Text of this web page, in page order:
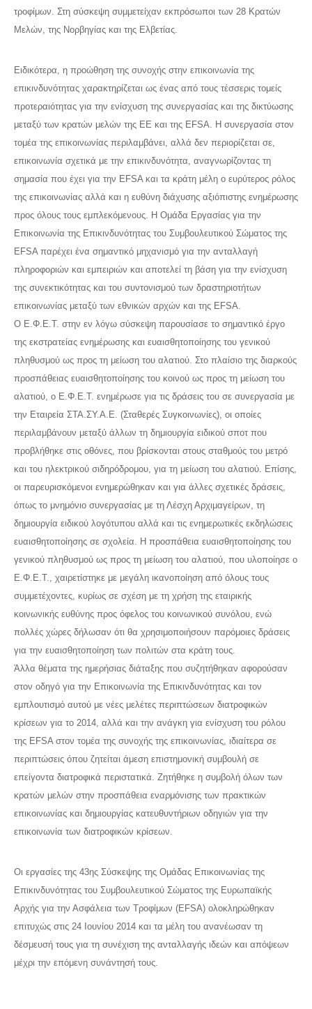
τροφίμων. Στη σύσκεψη συμμετείχαν εκπρόσωποι των 28 Κρατών
Μελών, της Νορβηγίας και της Ελβετίας.
Ειδικότερα, η προώθηση της συνοχής στην επικοινωνία της
επικινδυνότητας χαρακτηρίζεται ως ένας από τους τέσσερις τομείς
προτεραιότητας για την ενίσχυση της συνεργασίας και της δικτύωσης
μεταξύ των κρατών μελών της ΕΕ και της EFSA. Η συνεργασία στον
τομέα της επικοινωνίας περιλαμβάνει, αλλά δεν περιορίζεται σε,
επικοινωνία σχετικά με την επικινδυνότητα, αναγνωρίζοντας τη
σημασία που έχει για την EFSA και τα κράτη μέλη ο ευρύτερος ρόλος
της επικοινωνίας αλλά και η ευθύνη διάχυσης αξιόπιστης ενημέρωσης
προς όλους τους εμπλεκόμενους. Η Ομάδα Εργασίας για την
Επικοινωνία της Επικινδυνότητας του Συμβουλευτικού Σώματος της
EFSA παρέχει ένα σημαντικό μηχανισμό για την ανταλλαγή
πληροφοριών και εμπειριών και αποτελεί τη βάση για την ενίσχυση
της συνεκτικότητας και του συντονισμού των δραστηριοτήτων
επικοινωνίας μεταξύ των εθνικών αρχών και της EFSA.
Ο Ε.Φ.Ε.Τ. στην εν λόγω σύσκεψη παρουσίασε το σημαντικό έργο
της εκστρατείας ενημέρωσης και ευαισθητοποίησης του γενικού
πληθυσμού ως προς τη μείωση του αλατιού. Στο πλαίσιο της διαρκούς
προσπάθειας ευαισθητοποίησης του κοινού ως προς τη μείωση του
αλατιού, ο Ε.Φ.Ε.Τ. ενημέρωσε για τις δράσεις του σε συνεργασία με
την Εταιρεία ΣΤΑ.ΣΥ.Α.Ε. (Σταθερές Συγκοινωνίες), οι οποίες
περιλαμβάνουν μεταξύ άλλων τη δημιουργία ειδικού σποτ που
προβλήθηκε στις οθόνες, που βρίσκονται στους σταθμούς του μετρό
και του ηλεκτρικού σιδηρόδρομου, για τη μείωση του αλατιού. Επίσης,
οι παρευρισκόμενοι ενημερώθηκαν και για άλλες σχετικές δράσεις,
όπως το μνημόνιο συνεργασίας με τη Λέσχη Αρχιμαγείρων, τη
δημιουργία ειδικού λογότυπου αλλά και τις ενημερωτικές εκδηλώσεις
ευαισθητοποίησης σε σχολεία. Η προσπάθεια ευαισθητοποίησης του
γενικού πληθυσμού ως προς τη μείωση του αλατιού, που υλοποίησε ο
Ε.Φ.Ε.Τ., χαιρετίστηκε με μεγάλη ικανοποίηση από όλους τους
συμμετέχοντες, κυρίως σε σχέση με τη χρήση της εταιρικής
κοινωνικής ευθύνης προς όφελος του κοινωνικού συνόλου, ενώ
πολλές χώρες δήλωσαν ότι θα χρησιμοποιήσουν παρόμοιες δράσεις
για την ευαισθητοποίηση των πολιτών στα κράτη τους.
Άλλα θέματα της ημερήσιας διάταξης που συζητήθηκαν αφορούσαν
στον οδηγό για την Επικοινωνία της Επικινδυνότητας και τον
εμπλουτισμό αυτού με νέες μελέτες περιπτώσεων διατροφικών
κρίσεων για το 2014, αλλά και την ανάγκη για ενίσχυση του ρόλου
της EFSA στον τομέα της συνοχής της επικοινωνίας, ιδιαίτερα σε
περιπτώσεις όπου ζητείται άμεση επιστημονική συμβουλή σε
επείγοντα διατροφικά περιστατικά. Ζητήθηκε η συμβολή όλων των
κρατών μελών στην προσπάθεια εναρμόνισης των πρακτικών
επικοινωνίας και δημιουργίας κατευθυντήριων οδηγιών για την
επικοινωνία των διατροφικών κρίσεων.
Οι εργασίες της 43ης Σύσκεψης της Ομάδας Επικοινωνίας της
Επικινδυνότητας του Συμβουλευτικού Σώματος της Ευρωπαϊκής
Αρχής για την Ασφάλεια των Τροφίμων (EFSA) ολοκληρώθηκαν
επιτυχώς στις 24 Ιουνίου 2014 και τα μέλη του ανανέωσαν τη
δέσμευσή τους για τη συνέχιση της ανταλλαγής ιδεών και απόψεων
μέχρι την επόμενη συνάντησή τους.